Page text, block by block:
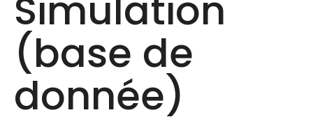
(base de
donnée)